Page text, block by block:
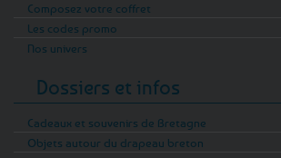
Composez votre coffret
Les codes promo
Nos univers
Dossiers et infos
Cadeaux et souvenirs de Bretagne
Objets autour du drapeau breton